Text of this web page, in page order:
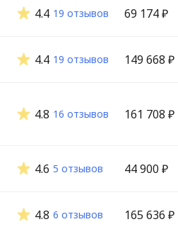
4.4 19 отзывов 69 174 ₽
4.4 19 отзывов 149 668 ₽
4.8 16 отзывов 161 708 ₽
4.6 5 отзывов 44 900 ₽
4.8 6 отзывов 165 636 ₽